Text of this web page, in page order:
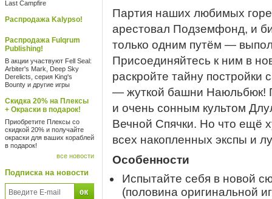
Last Campfire
Распродажа Kalypso!
Распродажа Fulqrum
Publishing!
В акции участвуют Fell Seal:
Arbiter's Mark, Deep Sky
Derelicts, серия King's
Bounty и другие игры
Скидка 20% на Плексы
+ Окраски в подарок!
Приобретите Плексы со
скидкой 20% и получайте
окраски для ваших кораблей
в подарок!
все новости
Подписка на новости
Партия наших любимых
арестовал Подземфонд, и
только одним путём —
Присоединяйтесь к ним в
раскройте тайну постройки
— жуткой башни Наюльбюк!
и очень сонным культом
Вечной Спячки. Но что ещё
всех накопленных экспы и
Особенности
Испытайте себя в новой
(половина оригинальной